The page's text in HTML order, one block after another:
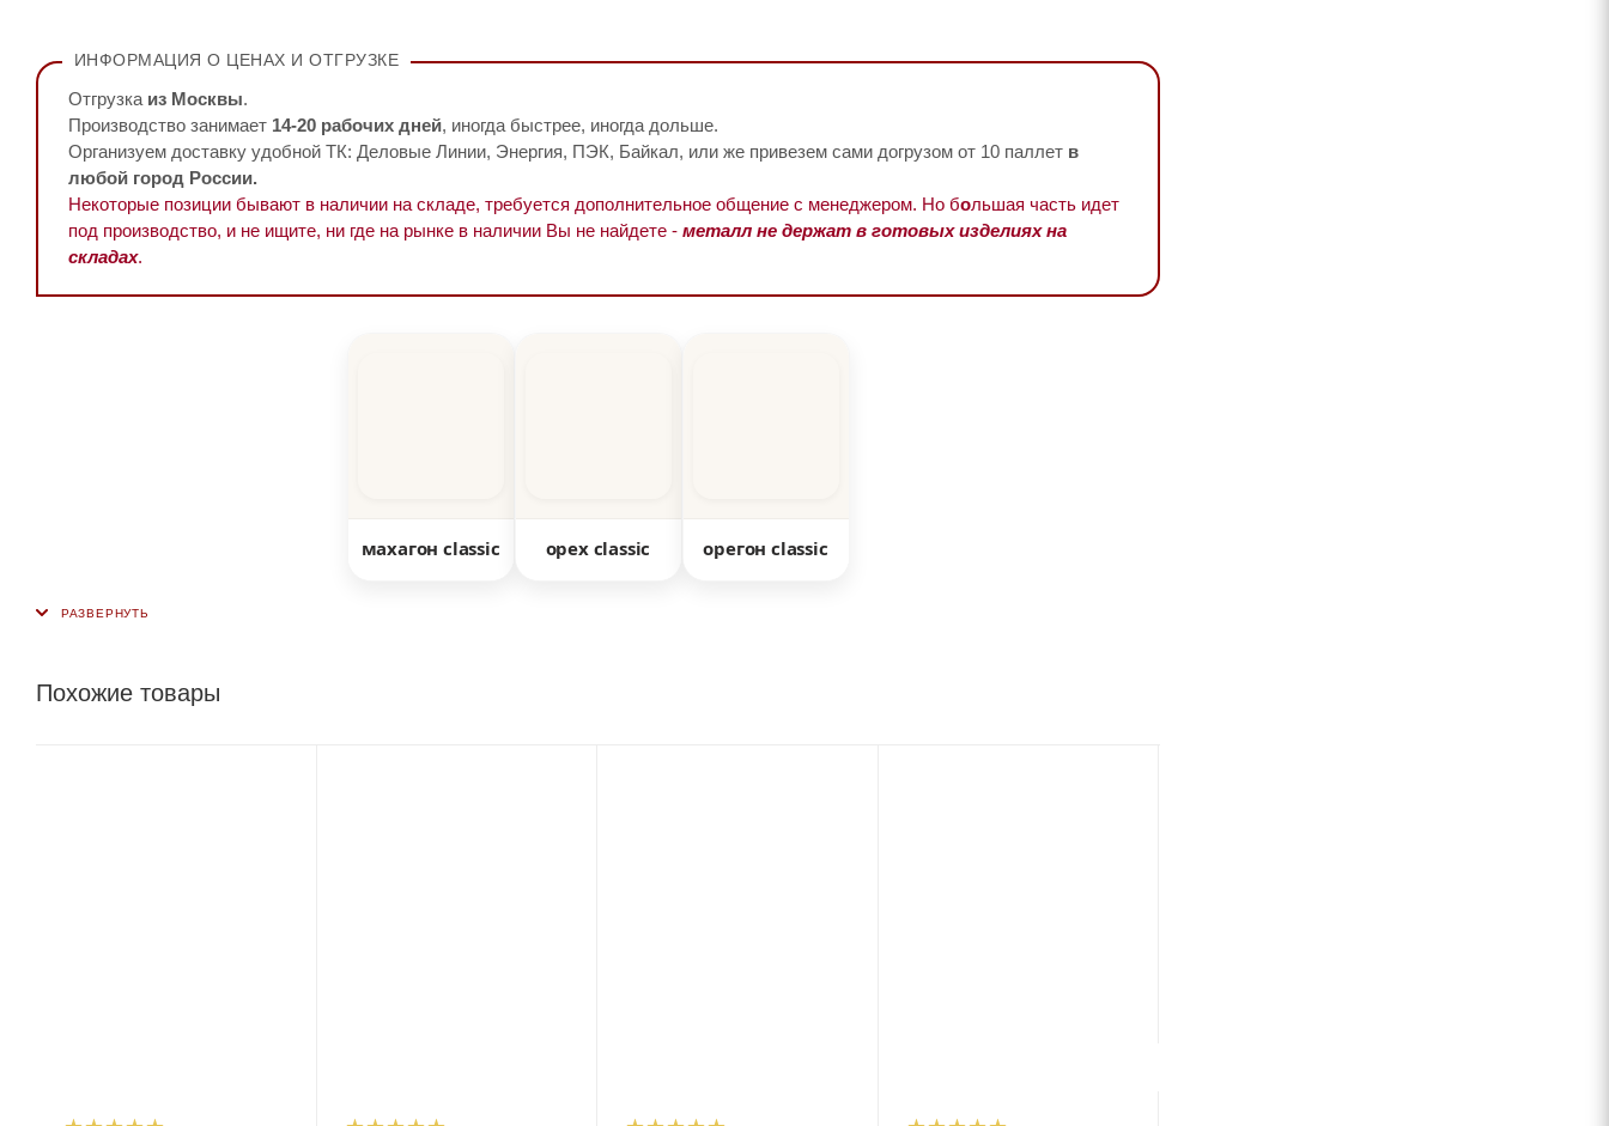
ИНФОРМАЦИЯ О ЦЕНАХ И ОТГРУЗКЕ
Отгрузка из Москвы.
Производство занимает 14-20 рабочих дней, иногда быстрее, иногда дольше.
Организуем доставку удобной ТК: Деловые Линии, Энергия, ПЭК, Байкал, или же привезем сами догрузом от 10 паллет в
любой город России.
Некоторые позиции бывают в наличии на складе, требуется дополнительное общение с менеджером. Но большая часть идет
под производство, и не ищите, ни где на рынке в наличии Вы не найдете - металл не держат в готовых изделиях на
складах.
махагон classic орех classic орегон classic
Похожие товары